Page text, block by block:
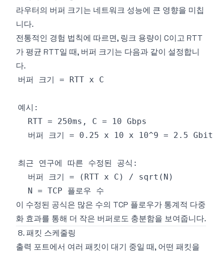
라우터의 버퍼 크기는 네트워크 성능에 큰 영향을 미칩
니다.
전통적인 경험 법칙에 따르면, 링크 용량이 C이고 RTT
가 평균 RTT일 때, 버퍼 크기는 다음과 같이 설정합니
다.
이 수정된 공식은 많은 수의 TCP 플로우가 통계적 다중
화 효과를 통해 더 작은 버퍼로도 충분함을 보여줍니다.
8. 패킷 스케줄링
출력 포트에서 여러 패킷이 대기 중일 때, 어떤 패킷을